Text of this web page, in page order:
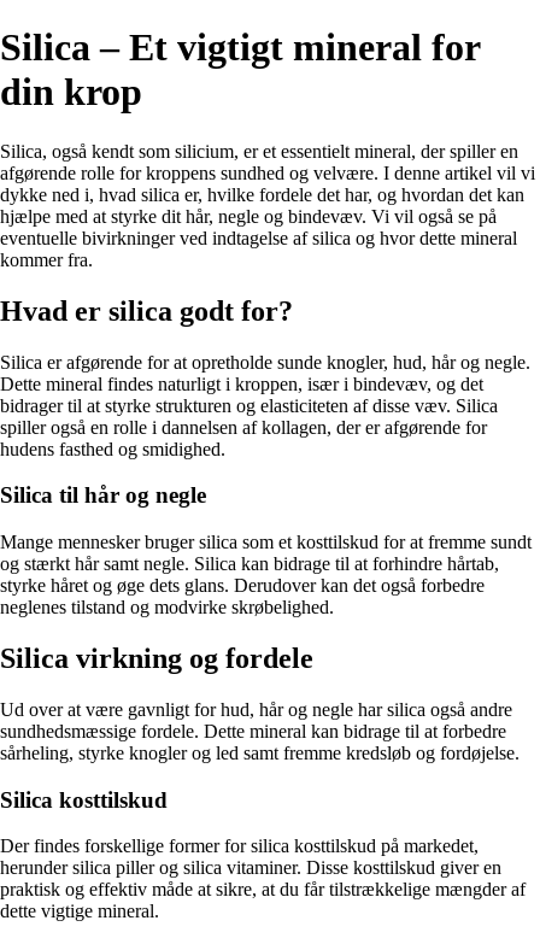
Silica – Et vigtigt mineral for
din krop
Silica, også kendt som silicium, er et essentielt mineral, der spiller en
afgørende rolle for kroppens sundhed og velvære. I denne artikel vil vi
dykke ned i, hvad silica er, hvilke fordele det har, og hvordan det kan
hjælpe med at styrke dit hår, negle og bindevæv. Vi vil også se på
eventuelle bivirkninger ved indtagelse af silica og hvor dette mineral
kommer fra.
Hvad er silica godt for?
Silica er afgørende for at opretholde sunde knogler, hud, hår og negle.
Dette mineral findes naturligt i kroppen, især i bindevæv, og det
bidrager til at styrke strukturen og elasticiteten af disse væv. Silica
spiller også en rolle i dannelsen af kollagen, der er afgørende for
hudens fasthed og smidighed.
Silica til hår og negle
Mange mennesker bruger silica som et kosttilskud for at fremme sundt
og stærkt hår samt negle. Silica kan bidrage til at forhindre hårtab,
styrke håret og øge dets glans. Derudover kan det også forbedre
neglenes tilstand og modvirke skrøbelighed.
Silica virkning og fordele
Ud over at være gavnligt for hud, hår og negle har silica også andre
sundhedsmæssige fordele. Dette mineral kan bidrage til at forbedre
sårheling, styrke knogler og led samt fremme kredsløb og fordøjelse.
Silica kosttilskud
Der findes forskellige former for silica kosttilskud på markedet,
herunder silica piller og silica vitaminer. Disse kosttilskud giver en
praktisk og effektiv måde at sikre, at du får tilstrækkelige mængder af
dette vigtige mineral.